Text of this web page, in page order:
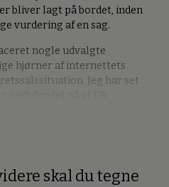
bliver lagt på bordet, inden
vurdering af en sag.
nogle udvalgte
hjørner af internettets
Jeg har set
skal du tegne